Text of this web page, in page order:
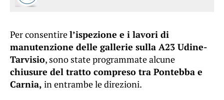
Per consentirel’ispezione e i lavori di
manutenzione delle gallerie sulla A23 Udine-
Tarvisio, sono state programmate alcune
chiusure del tratto compreso tra Pontebba e
Carnia, in entrambe le direzioni.